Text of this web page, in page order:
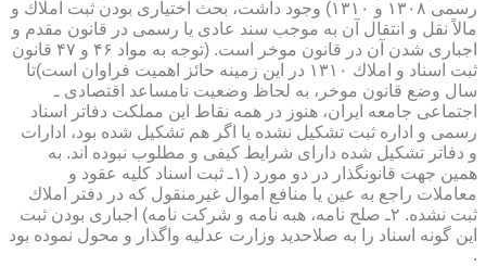
رسمی ۱۳۰۸ و ۱۳۱۰) وجود داشت، بحث اختیاری بودن ثبت املاك و
مالاً نقل و انتقال آن به موجب سند عادی یا رسمی در قانون مقدم و
اجباری شدن آن در قانون موخر است. (توجه به مواد ۴۶ و ۴۷ قانون
ثبت اسناد و املاك ۱۳۱۰ در این زمینه حائز اهمیت فراوان است)تا
سال وضع قانون موخر، به لحاظ وضعیت نامساعد اقتصادی ـ
اجتماعی جامعه ایران، هنوز در همه نقاط این مملكت دفاتر اسناد
رسمی و اداره ثبت تشكیل نشده یا اگر هم تشكیل شده بود، ادارات
و دفاتر تشكیل شده دارای شرایط كیفی و مطلوب نبوده اند. به
همین جهت قانونگذار در دو مورد (۱ـ ثبت اسناد كلیه عقود و
معاملات راجع به عین یا منافع اموال غیرمنقول كه در دفتر املاك
ثبت نشده. ۲ـ صلح نامه، هبه نامه و شركت نامه) اجباری بودن ثبت
این گونه اسناد را به صلاحدید وزارت عدلیه واگذار و محول نموده بود
.